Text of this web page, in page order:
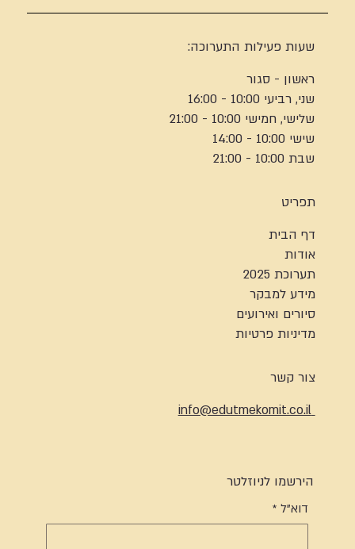
שעות פעילות התערוכה:
ראשון - סגור
שני, רביעי 10:00 - 16:00
שלישי, חמישי 10:00 - 21:00
שישי 10:00 - 14:00
שבת 10:00 - 21:00
תפריט
דף הבית
אודות
תערוכת 2025
מידע למבקר
סיורים ואירועים
מדיניות פרטיות
צור קשר
info@edutmekomit.co.il
הירשמו לניוזלטר
דוא"ל *